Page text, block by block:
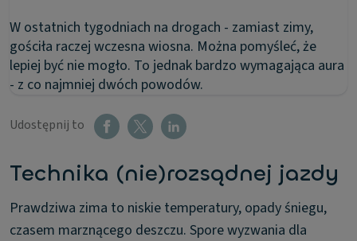
W ostatnich tygodniach na drogach - zamiast zimy,
gościła raczej wczesna wiosna. Można pomyśleć, że
lepiej być nie mogło. To jednak bardzo wymagająca aura
- z co najmniej dwóch powodów.
Udostępnij to
Technika (nie)rozsądnej jazdy
Prawdziwa zima to niskie temperatury, opady śniegu,
czasem marznącego deszczu. Spore wyzwania dla